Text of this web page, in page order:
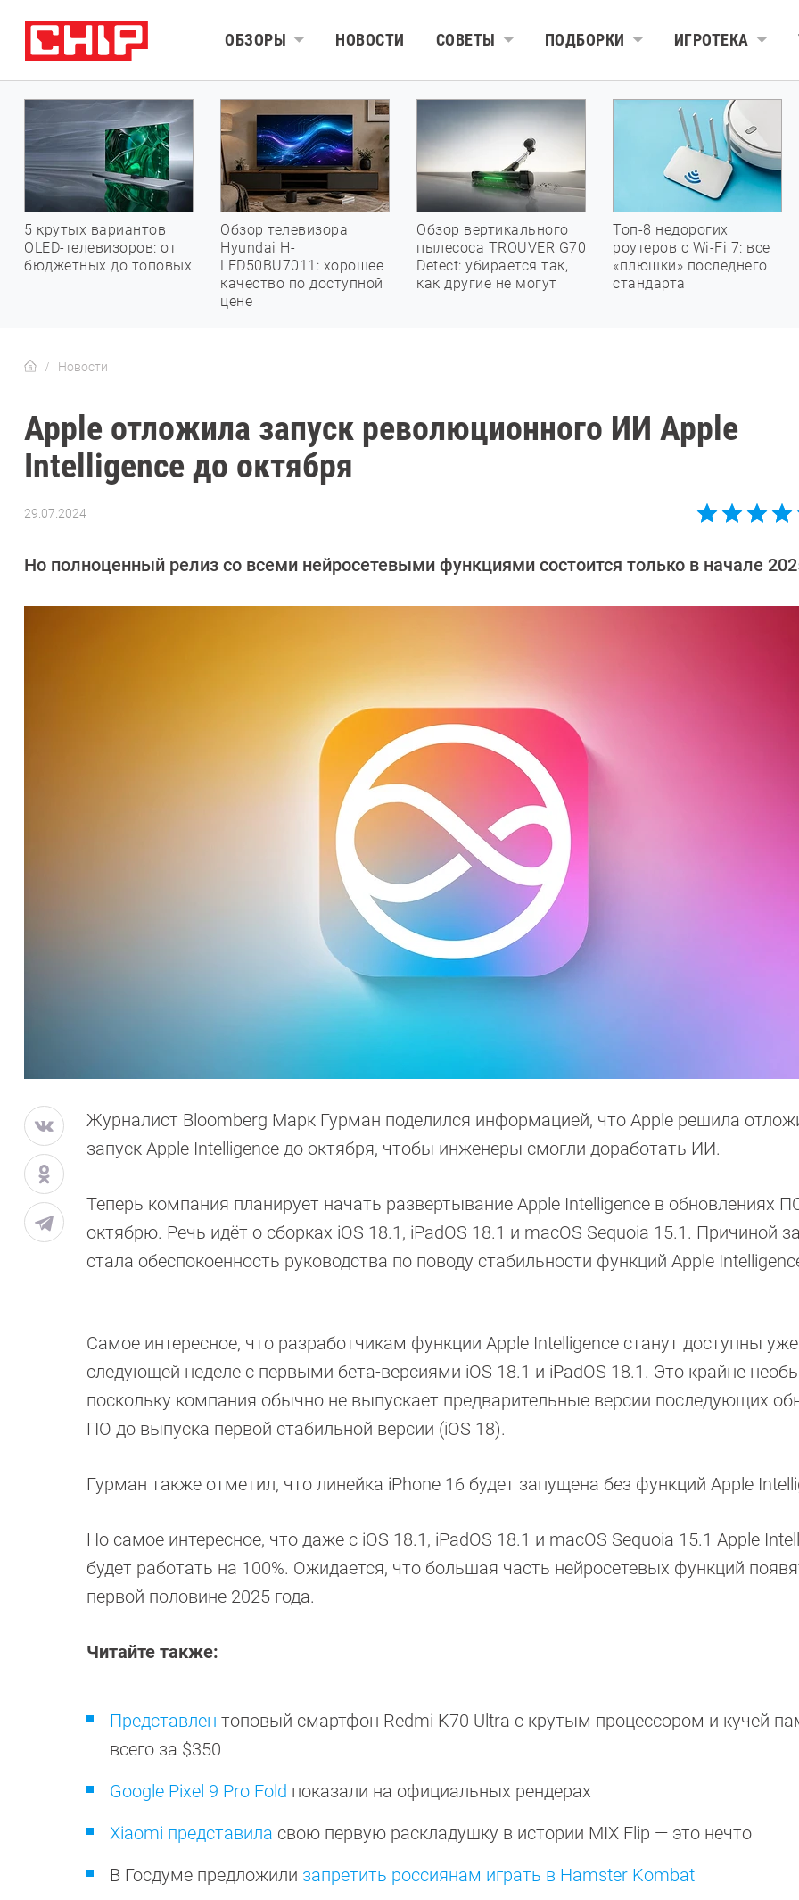
ОБЗОРЫ НОВОСТИ СОВЕТЫ ПОДБОРКИ ИГРОТЕКА
5 крутых вариантов
OLED-телевизоров: от
бюджетных до топовых
Обзор телевизора
Hyundai H-
LED50BU7011: хорошее
качество по доступной
цене
Обзор вертикального
пылесоса TROUVER G70
Detect: убирается так,
как другие не могут
Топ-8 недорогих
роутеров с Wi-Fi 7: все
«плюшки» последнего
стандарта
Новости
Apple отложила запуск революционного ИИ Apple
Intelligence до октября
29.07.2024
Довлатова
Но полноценный релиз со всеми нейросетевыми функциями состоится только в начале
Журналист Bloomberg Марк Гурман поделился информацией, что Apple решила
запуск Apple Intelligence до октября, чтобы инженеры смогли доработать ИИ.
Теперь компания планирует начать развертывание Apple Intelligence в обновлениях
октябрю. Речь идёт о сборках iOS 18.1, iPadOS 18.1 и macOS Sequoia 15.1. Причиной
стала обеспокоенность руководства по поводу стабильности функций Apple
Самое интересное, что разработчикам функции Apple Intelligence станут доступны
следующей неделе с первыми бета-версиями iOS 18.1 и iPadOS 18.1. Это крайне
поскольку компания обычно не выпускает предварительные версии последующих
ПО до выпуска первой стабильной версии (iOS 18).
Гурман также отметил, что линейка iPhone 16 будет запущена без функций Apple
Но самое интересное, что даже с iOS 18.1, iPadOS 18.1 и ‌macOS Sequoia‌ 15.1 Apple
будет работать на 100%. Ожидается, что большая часть нейросетевых функций
первой половине 2025 года.
Читайте также:
Представлен топовый смартфон Redmi K70 Ultra с крутым процессором и кучей
всего за $350
Google Pixel 9 Pro Fold показали на официальных рендерах
Xiaomi представила свою первую раскладушку в истории MIX Flip — это нечто
В Госдуме предложили запретить россиянам играть в Hamster Kombat